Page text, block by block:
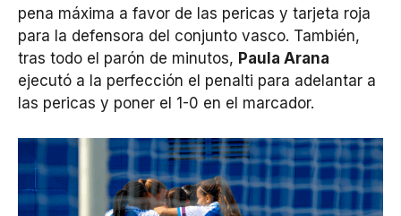
pena máxima a favor de las pericas y tarjeta roja
para la defensora del conjunto vasco. También,
tras todo el parón de minutos, Paula Arana
ejecutó a la perfección el penalti para adelantar a
las pericas y poner el 1-0 en el marcador.